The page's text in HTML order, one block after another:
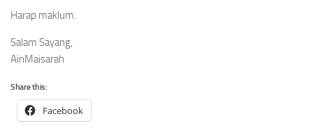
Harap maklum.
Salam Sayang,
AinMaisarah
Share this:
Facebook